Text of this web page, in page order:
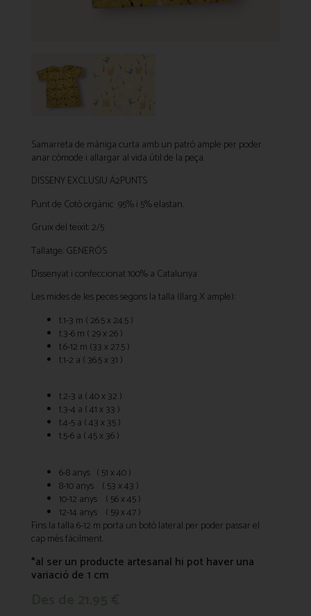
Samarreta de màniga curta amb un patró ample per poder
anar còmode i allargar al vida útil de la peça.
DISSENY EXCLUSIU Ä2PUNTS
Punt de Cotó orgànic 95% i 5% elastan.
Gruix del teixit: 2/5
Tallatge: GENERÓS
Dissenyat i confeccionat 100% a Catalunya
Les mides de les peces segons la talla (llarg X ample):
t.1-3 m ( 26.5 x 24.5 )
t.3-6 m ( 29 x 26 )
t.6-12 m (33 x 27.5 )
t.1-2 a ( 36.5 x 31 )
t.2-3 a ( 40 x 32 )
t.3-4 a ( 41 x 33 )
t.4-5 a ( 43 x 35 )
t.5-6 a ( 45 x 36 )
6-8 anys ( 51 x 40 )
8-10 anys ( 53 x 43 )
10-12 anys ( 56 x 45 )
12-14 anys ( 59 x 47 )
Fins la talla 6-12 m porta un botó lateral per poder passar el
cap més fàcilment.
*al ser un producte artesanal hi pot haver una
variació de 1 cm